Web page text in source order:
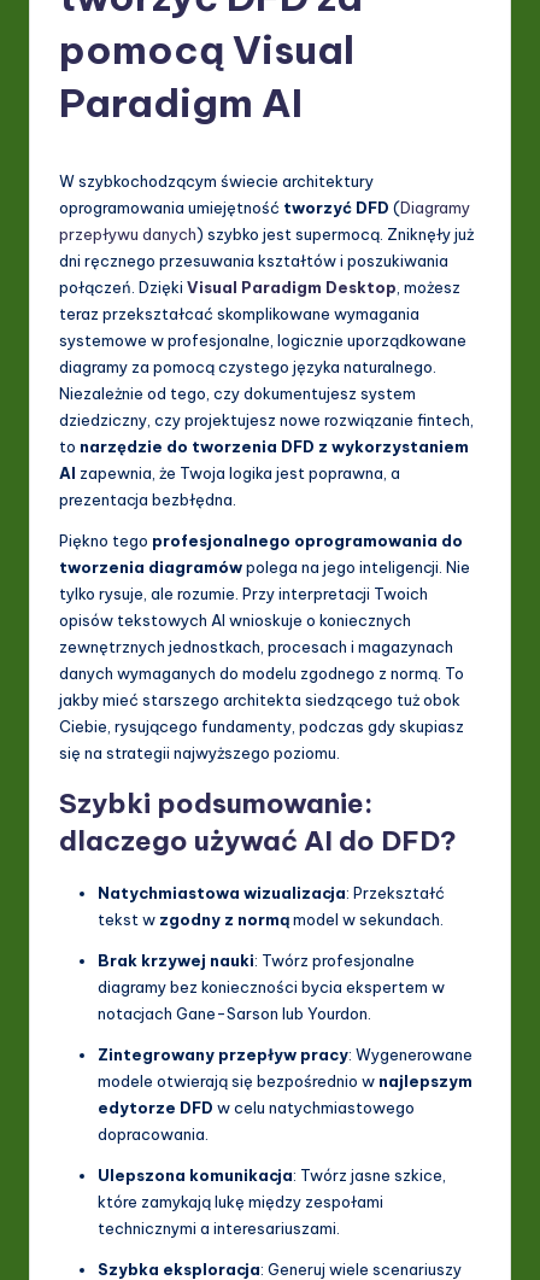
L
in
A
&
o
ft
w
pomocą Visual
Paradigm AI
W szybkochodzącym świecie architektury
oprogramowania umiejętność tworzyć DFD (Diagramy
przepływu danych) szybko jest supermocą. Zniknęły już
dni ręcznego przesuwania kształtów i poszukiwania
połączeń. Dzięki Visual Paradigm Desktop , możesz
teraz przekształcać skomplikowane wymagania
systemowe w profesjonalne, logicznie uporządkowane
diagramy za pomocą czystego języka naturalnego.
Niezależnie od tego, czy dokumentujesz system
dziedziczny, czy projektujesz nowe rozwiązanie fintech,
to narzędzie do tworzenia DFD z wykorzystaniem
AI zapewnia, że Twoja logika jest poprawna, a
prezentacja bezbłędna.
Piękno tego profesjonalnego oprogramowania do
tworzenia diagramówpolega na jego inteligencji. Nie
tylko rysuje, ale rozumie. Przy interpretacji Twoich
opisów tekstowych AI wnioskuje o koniecznych
zewnętrznych jednostkach, procesach i magazynach
danych wymaganych do modelu zgodnego z normą. To
jakby mieć starszego architekta siedzącego tuż obok
Ciebie, rysującego fundamenty, podczas gdy skupiasz
się na strategii najwyższego poziomu.
Szybki podsumowanie:
dlaczego używać AI do DFD?
Natychmiastowa wizualizacja: Przekształć
tekst w zgodny z normąmodel w sekundach.
Brak krzywej nauki: Twórz profesjonalne
diagramy bez konieczności bycia ekspertem w
notacjach Gane-Sarson lub Yourdon.
Zintegrowany przepływ pracy: Wygenerowane
modele otwierają się bezpośrednio w najlepszym
edytorze DFD w celu natychmiastowego
dopracowania.
Ulepszona komunikacja: Twórz jasne szkice,
które zamykają lukę między zespołami
technicznymi a interesariuszami.
Szybka eksploracja: Generuj wiele scenariuszy